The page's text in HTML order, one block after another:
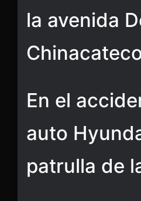
la avenida
En el
auto
patrulla de